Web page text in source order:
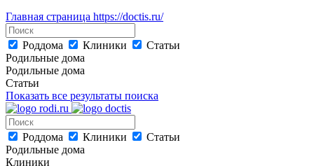
Главная страница https://doctis.ru/
Роддома Клиники
Статьи
Родильные дома
Родильные дома
Статьи
Показать все результаты поиска
Роддома Клиники
Статьи
Родильные дома
Клиники